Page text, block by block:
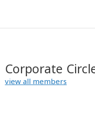
Corporate
view all members